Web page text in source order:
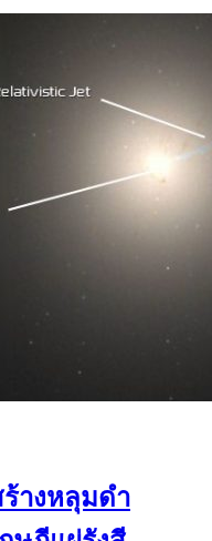
างหลุมดำ